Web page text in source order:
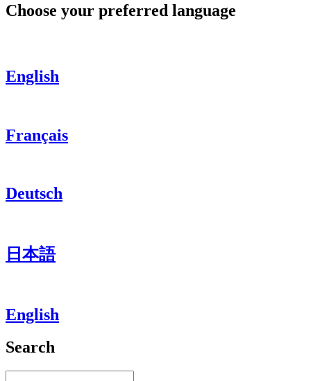
Choose your preferred language
English
Français
Deutsch
日本語
English
Search